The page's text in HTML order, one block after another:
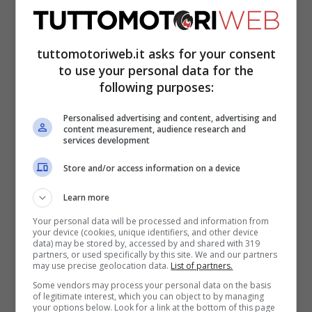
Misano la Honda ha portato una moto
completamente rinnovata, motore
compreso, quindi si presume che il
collaudatore tedesco
proseguito con il lavoro di raccolta dati
della nuova RC213V, in modo da
comparare il prototipo 2022 anche su un
altro tracciato. Dopo il finale di stagione, il
tuttomotoriweb.it asks for your consent
to use your personal data for the
following purposes:
Personalised advertising and content, advertising and
content measurement, audience research and
services development
Store and/or access information on a device
Learn more
Your personal data will be processed and information from
your device (cookies, unique identifiers, and other device
data) may be stored by, accessed by and shared with 319
partners, or used specifically by this site. We and our partners
may use precise geolocation data. List of partners.
Some vendors may process your personal data on the basis
of legitimate interest, which you can object to by managing
your options below. Look for a link at the bottom of this page